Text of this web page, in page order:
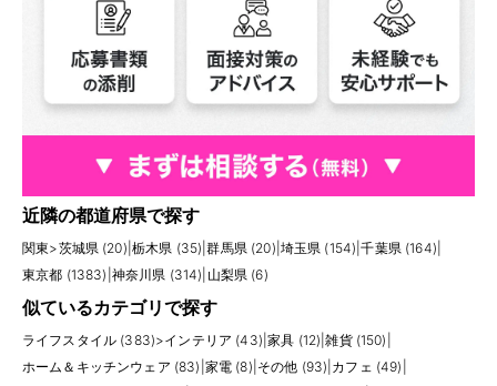
近隣の都道府県で探す
関東>茨城県 (20) 栃木県 (35) |群馬県 (20) 埼玉県 (154) |千葉県 (164)
東京都 (1383) 神奈川県 (314) 山梨県 (6)
似ているカテゴリで探す
ライフスタイル (383)>インテリア (43) |家具 (12) |雑貨 (150)
ホーム＆キッチンウェア (83) 家電 (8) その他 (93) カフェ (49)